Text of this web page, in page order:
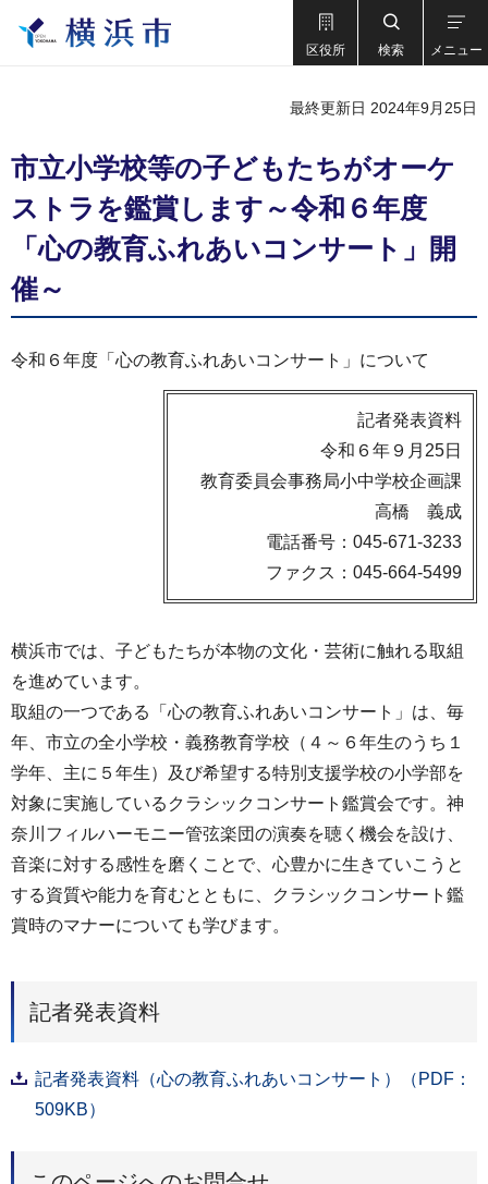
区役所 検索 メニュー
最終更新日 2024年9月25日
市立小学校等の子どもたちがオーケ
ストラを鑑賞します～令和６年度
「心の教育ふれあいコンサート」開
催～
令和６年度「心の教育ふれあいコンサート」について
記者発表資料
令和６年９月25日
教育委員会事務局小中学校企画課
高橋 義成
電話番号：045-671-3233
ファクス：045-664-5499
横浜市では、子どもたちが本物の文化・芸術に触れる取組
を進めています。
取組の一つである「心の教育ふれあいコンサート」は、毎
年、市立の全小学校・義務教育学校（４～６年生のうち１
学年、主に５年生）及び希望する特別支援学校の小学部を
対象に実施しているクラシックコンサート鑑賞会です。神
奈川フィルハーモニー管弦楽団の演奏を聴く機会を設け、
音楽に対する感性を磨くことで、心豊かに生きていこうと
する資質や能力を育むとともに、クラシックコンサート鑑
賞時のマナーについても学びます。
記者発表資料
記者発表資料（心の教育ふれあいコンサート）（PDF：
509KB）